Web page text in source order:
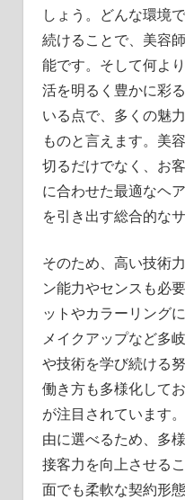
しょう。どんな環境
続けることで、美容
能です。そして何よ
活を明るく豊かに彩
いる点で、多くの魅
ものと言えます。美
切るだけでなく、お
に合わせた最適なヘ
を引き出す総合的な
そのため、高い技術
ン能力やセンスも必
ットやカラーリング
メイクアップなど多
や技術を学び続ける
働き方も多様化して
が注目されています
由に選べるため、多
接客力を向上させる
面でも柔軟な契約形